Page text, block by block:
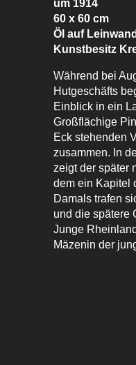
um 1914
60 x 60 cm
Öl auf Leinwand
Kunstbesitz
Während bei
Hutgeschäfts
Einblick in ein
Großflächige
Eck stehenden
zusammen. In
zeigt der später
dem ein Kapitel
Damals trafen
und die spätere
Junge
Mäzenin der